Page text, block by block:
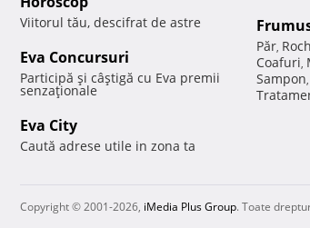
Viitorul tău, descifrat de astre
Eva Concursuri
Participă şi câştigă cu Eva premii
senzaţionale
Eva City
Caută adrese utile in zona ta
Păr,
Coafuri,
Sampon,
Copyright © 2001-2026, iMedia Plus Group. Toate